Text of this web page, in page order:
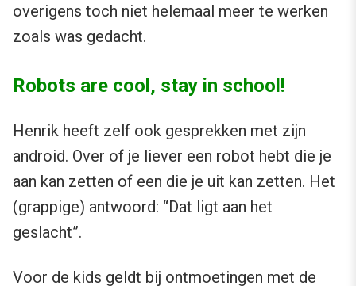
overigens toch niet helemaal meer te werken
zoals was gedacht.
Robots are cool, stay in school!
Henrik heeft zelf ook gesprekken met zijn
android. Over of je liever een robot hebt die je
aan kan zetten of een die je uit kan zetten. Het
(grappige) antwoord: “Dat ligt aan het
geslacht”.
Voor de kids geldt bij ontmoetingen met de